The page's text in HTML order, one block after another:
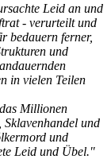
Leid an und
- verurteilt und
bedauern ferner,
und
in vielen Teilen
Millionen
und
und
Leid und Übel."